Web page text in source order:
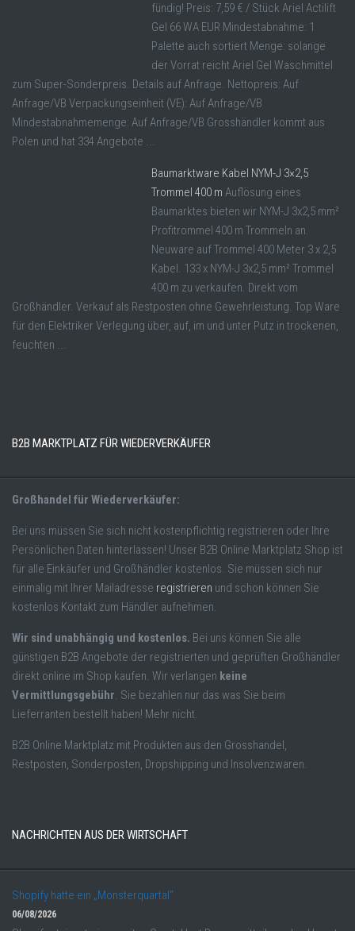
fündig! Preis: 7,59 € / Stück Ariel Actilift
Gel 66 WA EUR Mindestabnahme: 1
Palette auch sortiert Menge: solange
der Vorrat reicht Ariel Gel Waschmittel
zum Super-Sonderpreis. Details auf Anfrage. Nettopreis: Auf
Anfrage/VB Verpackungseinheit (VE): Auf Anfrage/VB
Mindestabnahmemenge: Auf Anfrage/VB Grosshändler kommt aus
Polen und hat 334 Angebote ...
Baumarktware Kabel NYM-J 3×2,5
Trommel 400 m Auflösung eines
Baumarktes bieten wir NYM-J 3x2,5 mm²
Profitrommel 400 m Trommeln an.
Neuware auf Trommel 400 Meter 3 x 2,5
Kabel. 133 x NYM-J 3x2,5 mm² Trommel
400 m zu verkaufen. Direkt vom
Großhändler. Verkauf als Restposten ohne Gewehrleistung. Top Ware
für den Elektriker Verlegung über, auf, im und unter Putz in trockenen,
feuchten ...
B2B MARKTPLATZ FÜR WIEDERVERKÄUFER
Großhandel für Wiederverkäufer:
Bei uns müssen Sie sich nicht kostenpflichtig registrieren oder Ihre
Persönlichen Daten hinterlassen! Unser B2B Online Marktplatz Shop ist
für alle Einkäufer und Großhändler kostenlos. Sie müssen sich nur
einmalig mit Ihrer Mailadresse registrieren und schon können Sie
kostenlos Kontakt zum Händler aufnehmen.
Wir sind unabhängig und kostenlos. Bei uns können Sie alle
günstigen B2B Angebote der registrierten und geprüften Großhändler
direkt online im Shop kaufen. Wir verlangen keine
Vermittlungsgebühr. Sie bezahlen nur das was Sie beim
Lieferranten bestellt haben! Mehr nicht.
B2B Online Marktplatz mit Produkten aus den Grosshandel,
Restposten, Sonderposten, Dropshipping und Insolvenzwaren.
NACHRICHTEN AUS DER WIRTSCHAFT
Shopify hatte ein „Monsterquartal“
06/08/2026